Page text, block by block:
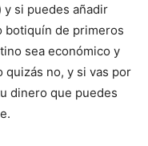
y si puedes añadir
botiquín de primeros
sea económico y
quizás no, y si vas por
dinero que puedes